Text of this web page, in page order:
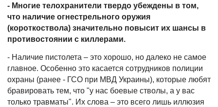
- Многие телохранители твердо убеждены в том,
что наличие огнестрельного оружия
(короткоствола) значительно повысит их шансы в
противостоянии с киллерами.
- Наличие пистолета – это хорошо, но далеко не самое
главное. Особенно это касается сотрудников полиции
охраны (ранее - ГСО при МВД Украины), которые любят
бравировать тем, что "у нас боевые стволы, а у вас
только травматы". Их слова – это всего лишь иллюзия